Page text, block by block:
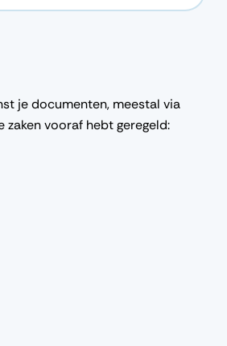
je documenten, meestal via
zaken vooraf hebt geregeld: